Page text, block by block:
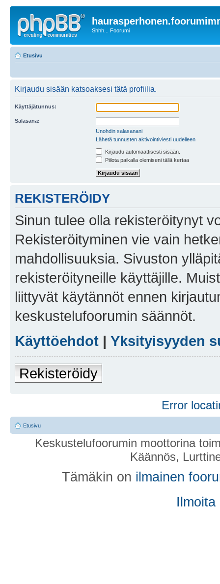
Shhh... Foorumi
Etusivu
Kirjaudu sisään katsoaksesi tätä profiilia.
Käyttäjätunnus:
Salasana:
Unohdin salasanani
Lähetä tunnusten aktivointiviesti uudelleen
Kirjaudu automaattisesti sisään.
Piilota paikalla olemiseni tällä kertaa
REKISTERÖIDY
Sinun tulee olla rekisteröitynyt
Rekisteröityminen vie vain
mahdollisuuksia. Sivuston
rekisteröityneille käyttäjille.
liittyvät käytännöt ennen
keskustelufoorumin säännöt.
Käyttöehdot | Yksityisyyden
Rekisteröidy
Error
Etusivu
Keskustelufoorumin moottorina
Käännös,
Tämäkin on ilmainen